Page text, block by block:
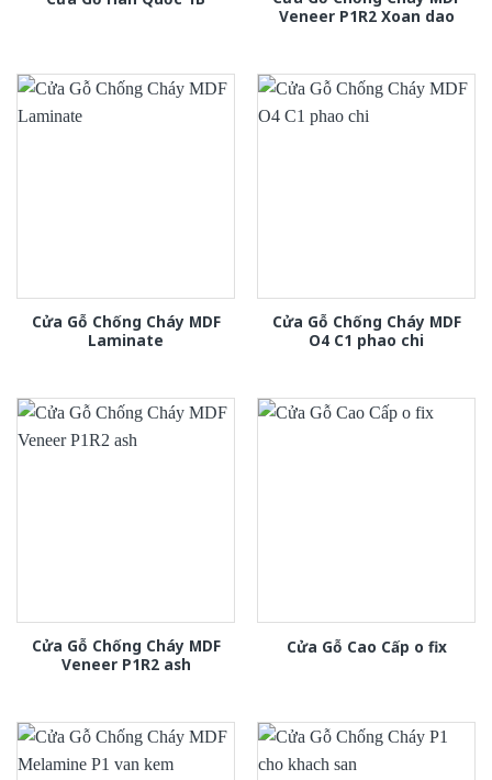
Veneer P1R2 Xoan dao
Cửa Gỗ Chống Cháy MDF
Laminate
Cửa Gỗ Chống Cháy MDF
O4 C1 phao chi
Cửa Gỗ Chống Cháy MDF
Veneer P1R2 ash
Cửa Gỗ Cao Cấp o fix